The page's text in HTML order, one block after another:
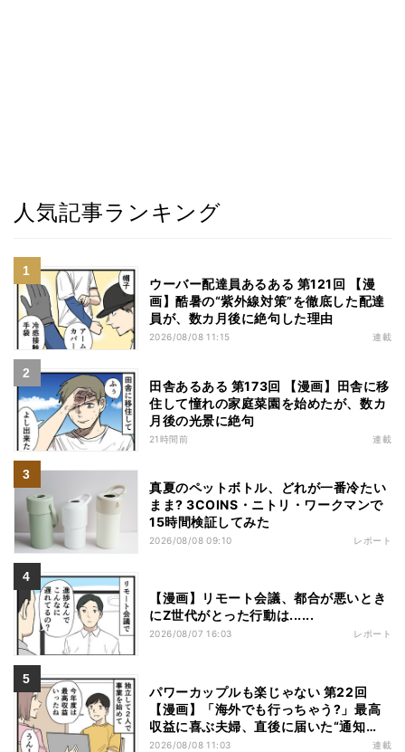
人気記事ランキング
ウーバー配達員あるある 第121回 【漫
画】酷暑の“紫外線対策”を徹底した配達
員が、数カ月後に絶句した理由
2026/08/08 11:15 連載
田舎あるある 第173回 【漫画】田舎に移
住して憧れの家庭菜園を始めたが、数カ
月後の光景に絶句
21時間前 連載
真夏のペットボトル、どれが一番冷たい
まま? 3COINS・ニトリ・ワークマンで
15時間検証してみた
2026/08/08 09:10 レポート
【漫画】リモート会議、都合が悪いとき
にZ世代がとった行動は......
2026/08/07 16:03 レポート
パワーカップルも楽じゃない 第22回
【漫画】「海外でも行っちゃう?」最高
収益に喜ぶ夫婦、直後に届いた“通知
書”で現実に戻された
2026/08/08 11:03 連載